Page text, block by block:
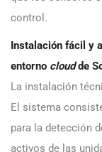
control.
Instalación fácil y
entorno cloudde
La instalación
El sistema
para la detección
activos de las